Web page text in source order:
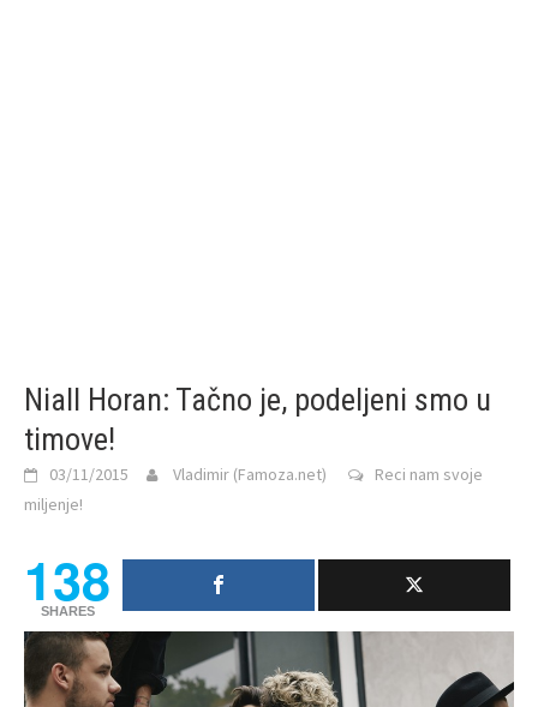
Niall Horan: Tačno je, podeljeni smo u
timove!
03/11/2015 Vladimir (Famoza.net)
Reci nam svoje
miljenje!
138
SHARES